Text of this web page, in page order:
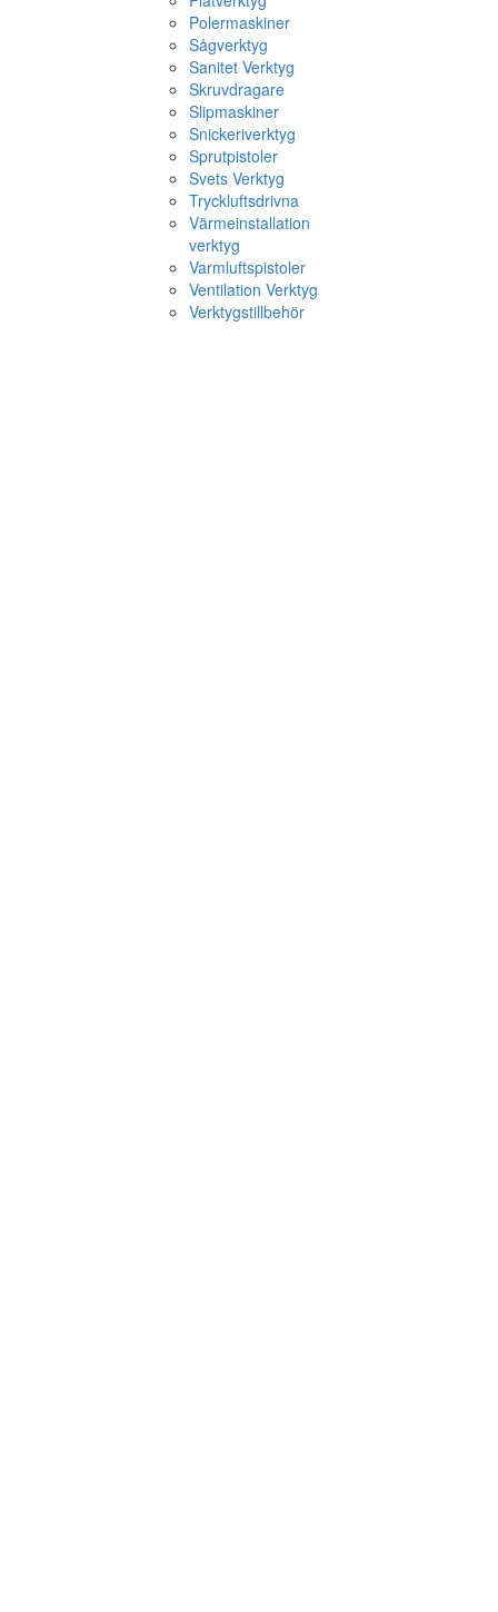
Polermaskiner
Sågverktyg
Sanitet Verktyg
Skruvdragare
Slipmaskiner
Snickeriverktyg
Sprutpistoler
Svets Verktyg
Tryckluftsdrivna
Värmeinstallation
verktyg
Varmluftspistoler
Ventilation Verktyg
Verktygstillbehör